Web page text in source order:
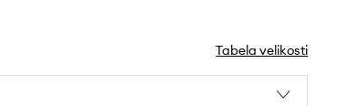
Tabela velikosti